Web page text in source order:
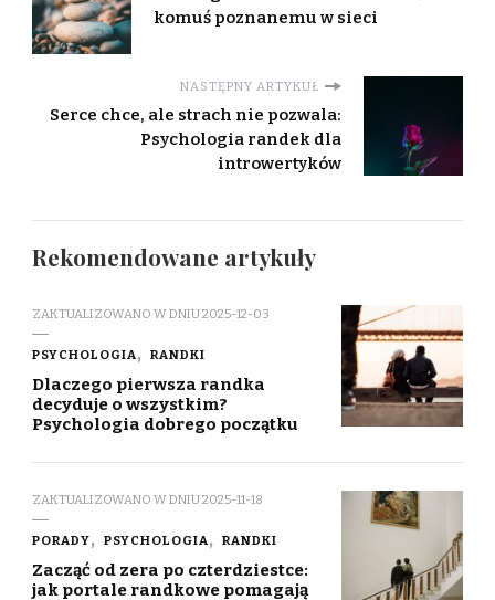
komuś poznanemu w sieci
NASTĘPNY ARTYKUŁ
Serce chce, ale strach nie pozwala:
Psychologia randek dla
introwertyków
Rekomendowane artykuły
ZAKTUALIZOWANO W DNIU2025-12-03
PSYCHOLOGIA RANDKI
Dlaczego pierwsza randka
decyduje o wszystkim?
Psychologia dobrego początku
ZAKTUALIZOWANO W DNIU2025-11-18
PORADY PSYCHOLOGIA RANDKI
Zacząć od zera po czterdziestce:
jak portale randkowe pomagają